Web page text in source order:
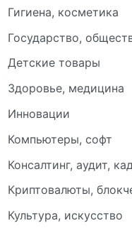
Гигиена, косметика
Государство,
Детские товары
Здоровье, медицина
Инновации
Компьютеры, софт
Консалтинг, аудит,
Криптовалюты,
Культура, искусство